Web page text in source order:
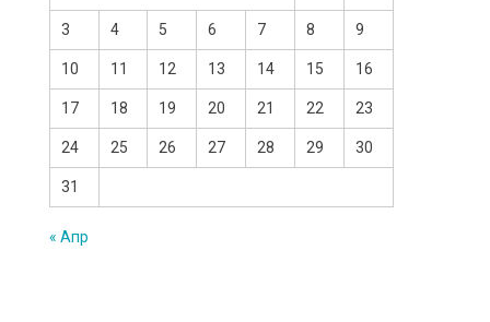
3 4 5 6 7 8 9
10 11 12 13 14 15 16
17 18 19 20 21 22 23
24 25 26 27 28 29 30
31
« Апр